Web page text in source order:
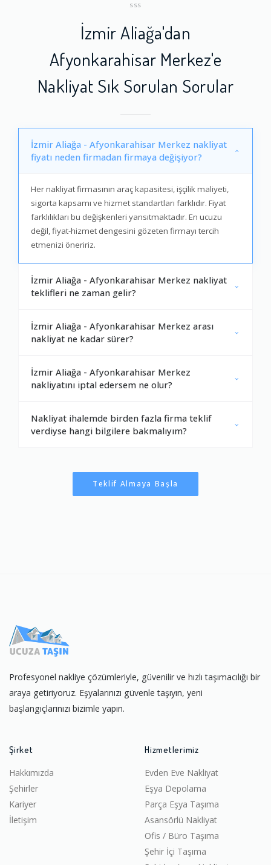
SSS
İzmir Aliağa'dan
Afyonkarahisar Merkez'e
Nakliyat Sık Sorulan Sorular
İzmir Aliağa - Afyonkarahisar Merkez nakliyat
fiyatı neden firmadan firmaya değişiyor?
Her nakliyat firmasının araç kapasitesi, işçilik maliyeti,
sigorta kapsamı ve hizmet standartları farklıdır. Fiyat
farklılıkları bu değişkenleri yansıtmaktadır. En ucuzu
değil, fiyat-hizmet dengesini gözeten firmayı tercih
etmenizi öneririz.
İzmir Aliağa - Afyonkarahisar Merkez nakliyat
teklifleri ne zaman gelir?
İzmir Aliağa - Afyonkarahisar Merkez arası
nakliyat ne kadar sürer?
İzmir Aliağa - Afyonkarahisar Merkez
nakliyatını iptal edersem ne olur?
Nakliyat ihalemde birden fazla firma teklif
verdiyse hangi bilgilere bakmalıyım?
Teklif Almaya Başla
Profesyonel nakliye çözümleriyle, güvenilir ve hızlı taşımacılığı bir
araya getiriyoruz. Eşyalarınızı güvenle taşıyın, yeni
başlangıçlarınızı bizimle yapın.
Şirket
Hakkımızda
Şehirler
Kariyer
İletişim
Hizmetlerimiz
Evden Eve Nakliyat
Eşya Depolama
Parça Eşya Taşıma
Asansörlü Nakliyat
Ofis / Büro Taşıma
Şehir İçi Taşıma